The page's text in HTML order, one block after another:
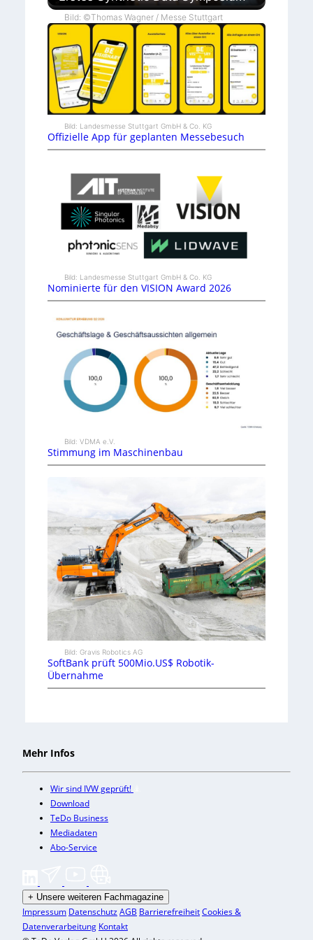
Bild: ©Thomas Wagner / Messe Stuttgart
Bild: Landesmesse Stuttgart GmbH & Co. KG
Offizielle App für geplanten Messebesuch
Bild: Landesmesse Stuttgart GmbH & Co. KG
Nominierte für den VISION Award 2026
Bild: VDMA e.V.
Stimmung im Maschinenbau
Bild: Gravis Robotics AG
SoftBank prüft 500Mio.US$ Robotik-
Übernahme
Mehr Infos
Wir sind IVW geprüft!
Download
TeDo Business
Mediadaten
Abo-Service
+ Unsere weiteren Fachmagazine
Impressum DatenschutzAGB BarrierefreiheitCookies &
Datenverarbeitung Kontakt